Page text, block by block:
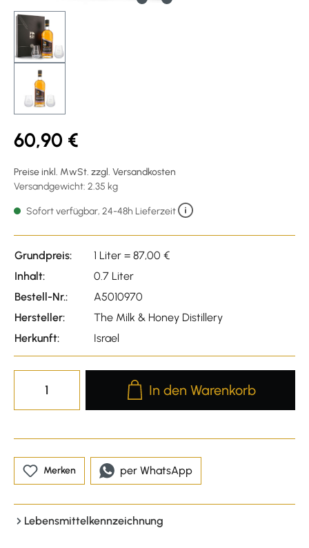
60,90 €
Preise inkl. MwSt. zzgl. Versandkosten
Versandgewicht: 2.35 kg
Sofort verfügbar, 24-48h Lieferzeit
Grundpreis:
1 Liter = 87,00 €
Inhalt:
0.7 Liter
Bestell-Nr.:
A5010970
Hersteller:
The Milk & Honey Distillery
Herkunft:
Israel
Produkt Anzahl: Gib den
In den Warenkorb
Merken per WhatsApp
Lebensmittelkennzeichnung